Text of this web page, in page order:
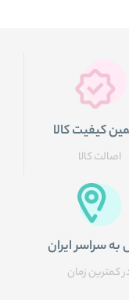
کیفیت کالا
اصالت کالا
به سراسر ایران
کمترین زمان